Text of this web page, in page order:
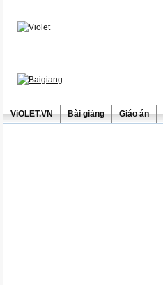
ViOLET.VN Bài giảng Giáo án